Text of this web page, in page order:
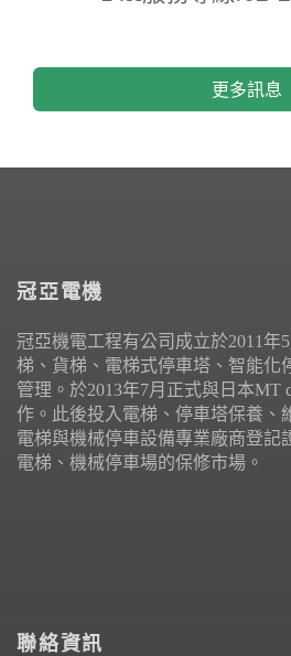
更多訊息
冠亞電機
冠亞機電工程有公司成立於2011年
梯、貨梯、電梯式停車塔、智能化
管理。於2013年7月正式與日本MT
作。此後投入電梯、停車塔保養、
電梯與機械停車設備專業廠商登記
電梯、機械停車場的保修市場。
聯絡資訊